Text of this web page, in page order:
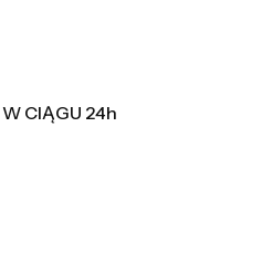
CIĄGU 24h